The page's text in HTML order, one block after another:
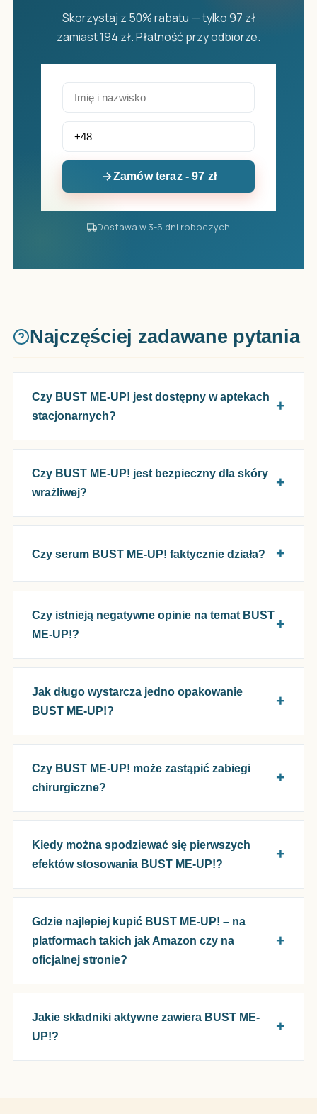
Skorzystaj z 50% rabatu — tylko 97 zł
zamiast 194 zł. Płatność przy odbiorze.
Zamów teraz - 97 zł
Dostawa w 3-5 dni roboczych
Najczęściej zadawane pytania
Czy BUST ME-UP! jest dostępny w aptekach
stacjonarnych?
Czy BUST ME-UP! jest bezpieczny dla skóry
wrażliwej?
Czy serum BUST ME-UP! faktycznie działa?
Czy istnieją negatywne opinie na temat BUST
ME-UP!?
Jak długo wystarcza jedno opakowanie
BUST ME-UP!?
Czy BUST ME-UP! może zastąpić zabiegi
chirurgiczne?
Kiedy można spodziewać się pierwszych
efektów stosowania BUST ME-UP!?
Gdzie najlepiej kupić BUST ME-UP! – na
platformach takich jak Amazon czy na
oficjalnej stronie?
Jakie składniki aktywne zawiera BUST ME-
UP!?